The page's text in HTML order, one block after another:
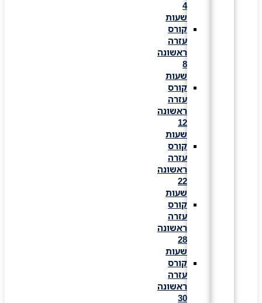
שעות
קורס
עזרה
ראשונה
שעות
קורס
עזרה
ראשונה
שעות
קורס
עזרה
ראשונה
שעות
קורס
עזרה
ראשונה
שעות
קורס
עזרה
ראשונה